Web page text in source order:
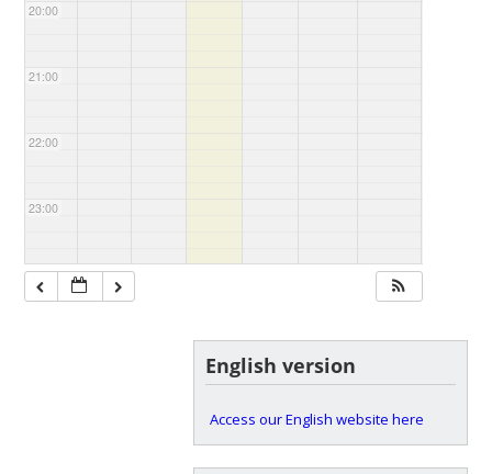
20:00
21:00
22:00
23:00
English version
Access our English website here